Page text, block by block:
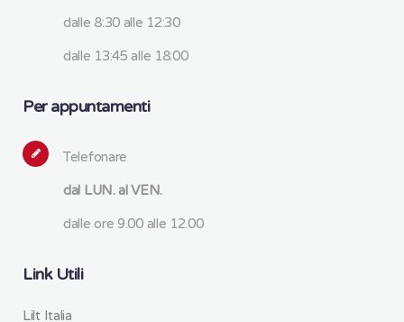
dalle 8:30 alle 12:30
dalle 13:45 alle 18:00
Per appuntamenti
Telefonare
dal LUN. al VEN.
dalle ore 9.00 alle 12.00
Link Utili
Lilt Italia